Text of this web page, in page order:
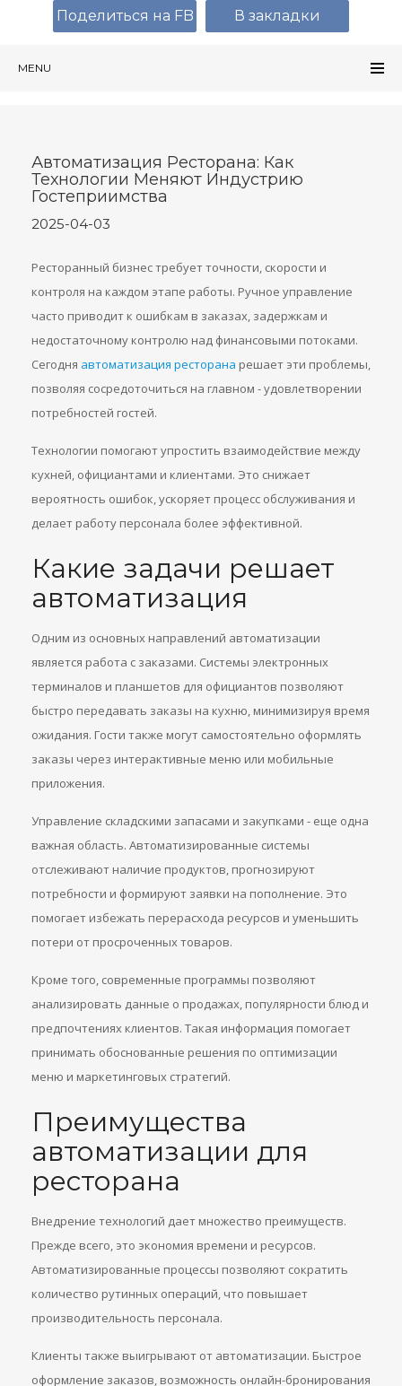
MENU
Автоматизация Ресторана: Как
Технологии Меняют Индустрию
Гостеприимства
2025-04-03
Ресторанный бизнес требует точности, скорости и
контроля на каждом этапе работы. Ручное управление
часто приводит к ошибкам в заказах, задержкам и
недостаточному контролю над финансовыми потоками.
Сегодня автоматизация ресторана решает эти проблемы,
позволяя сосредоточиться на главном - удовлетворении
потребностей гостей.
Технологии помогают упростить взаимодействие между
кухней, официантами и клиентами. Это снижает
вероятность ошибок, ускоряет процесс обслуживания и
делает работу персонала более эффективной.
Какие задачи решает
автоматизация
Одним из основных направлений автоматизации
является работа с заказами. Системы электронных
терминалов и планшетов для официантов позволяют
быстро передавать заказы на кухню, минимизируя время
ожидания. Гости также могут самостоятельно оформлять
заказы через интерактивные меню или мобильные
приложения.
Управление складскими запасами и закупками - еще одна
важная область. Автоматизированные системы
отслеживают наличие продуктов, прогнозируют
потребности и формируют заявки на пополнение. Это
помогает избежать перерасхода ресурсов и уменьшить
потери от просроченных товаров.
Кроме того, современные программы позволяют
анализировать данные о продажах, популярности блюд и
предпочтениях клиентов. Такая информация помогает
принимать обоснованные решения по оптимизации
меню и маркетинговых стратегий.
Преимущества
автоматизации для
ресторана
Внедрение технологий дает множество преимуществ.
Прежде всего, это экономия времени и ресурсов.
Автоматизированные процессы позволяют сократить
количество рутинных операций, что повышает
производительность персонала.
Клиенты также выигрывают от автоматизации. Быстрое
оформление заказов, возможность онлайн-бронирования
Поделиться на FB В закладки